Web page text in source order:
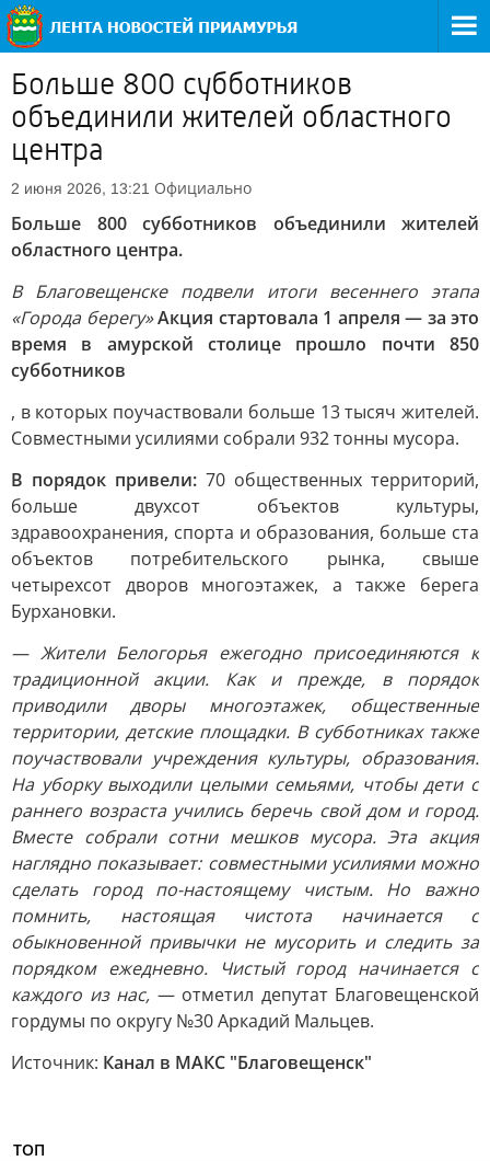
Больше 800 субботников
объединили жителей областного
центра
2 июня 2026, 13:21 Официально
Больше 800 субботников объединили жителей
областного центра.
В Благовещенске подвели итоги весеннего этапа
«Города берегу»Акция стартовала 1 апреля — за это
время в амурской столице прошло почти 850
субботников
, в которых поучаствовали больше 13 тысяч жителей.
Совместными усилиями собрали 932 тонны мусора.
В порядок привели: 70 общественных территорий,
больше двухсот объектов культуры,
здравоохранения, спорта и образования, больше ста
объектов потребительского рынка, свыше
четырехсот дворов многоэтажек, а также берега
Бурхановки.
— Жители Белогорья ежегодно присоединяются к
традиционной акции. Как и прежде, в порядок
приводили дворы многоэтажек, общественные
территории, детские площадки. В субботниках также
поучаствовали учреждения культуры, образования.
На уборку выходили целыми семьями, чтобы дети с
раннего возраста учились беречь свой дом и город.
Вместе собрали сотни мешков мусора. Эта акция
наглядно показывает: совместными усилиями можно
сделать город по-настоящему чистым. Но важно
помнить, настоящая чистота начинается с
обыкновенной привычки не мусорить и следить за
порядком ежедневно. Чистый город начинается с
каждого из нас, — отметил депутат Благовещенской
гордумы по округу №30 Аркадий Мальцев.
Источник: Канал в МАКС "Благовещенск"
ТОП